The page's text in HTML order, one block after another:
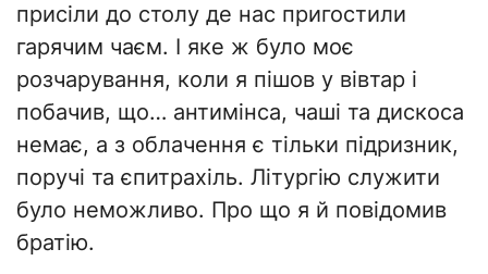
присіли до столу де нас пригостили
гарячим чаєм. І яке ж було моє
розчарування, коли я пішов у вівтар і
побачив, що… антимінса, чаші та дискоса
немає, а з облачення є тільки підризник,
поручі та єпитрахіль. Літургію служити
було неможливо. Про що я й повідомив
братію.